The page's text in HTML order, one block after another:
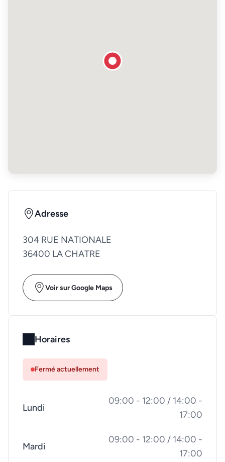
Adresse
304 RUE NATIONALE
36400 LA CHATRE
Voir sur Google Maps
Horaires
Fermé actuellement
Lundi
09:00 - 12:00 / 14:00 -
17:00
Mardi
09:00 - 12:00 / 14:00 -
17:00